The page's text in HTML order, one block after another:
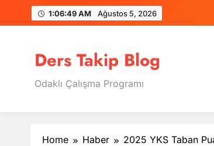
1:06:50 AM Ağustos 5, 2026
Ders Takip Blog
Odaklı Çalışma Programı
Home Haber 2025 YKS Taban